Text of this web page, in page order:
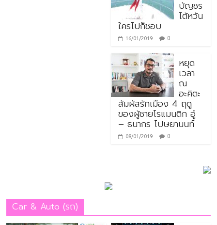
บัญชร
ไต้หวัน
ใครไปก็ชอบ
16/01/2019 0
หยุด
เวลา
ณ
อะคิตะ
สัมผัสรักเมือง 4 ฤดู
ของผู้ชายโรแมนติก อู๋
– ธนากร โปษยานนท์
08/01/2019 0
Car & Auto (รถ)